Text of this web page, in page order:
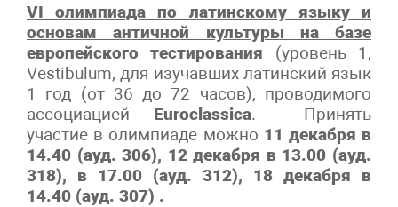
VI олимпиада по латинскому языку и
основам античной культуры на базе
европейского тестирования (уровень 1,
Vestibulum, для изучавших латинский язык
1 год (от 36 до 72 часов), проводимого
ассоциацией Euroclassica. Принять
участие в олимпиаде можно 11 декабря в
14.40 (ауд. 306), 12 декабря в 13.00 (ауд.
318), в 17.00 (ауд. 312), 18 декабря в
14.40 (ауд. 307) .